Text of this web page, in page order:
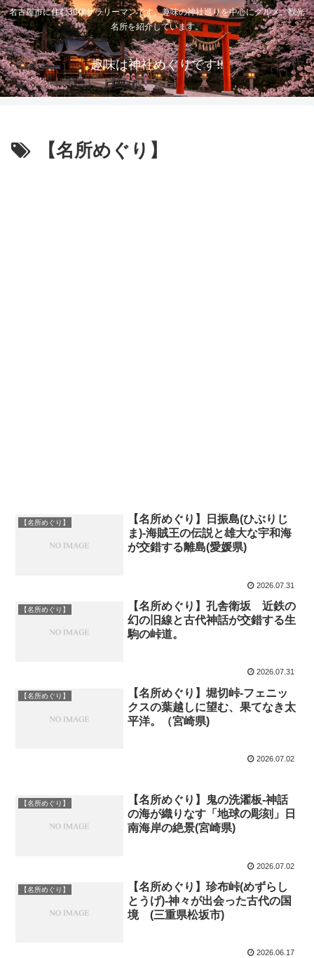
名古屋市に住む30代サラリーマンです。趣味の神社巡りを中心にグルメ、観光
名所を紹介しています。
趣味は神社めぐりです!!
【名所めぐり】
【名所めぐり】
【名所めぐり】日振島(ひぶりじ
ま)-海賊王の伝説と雄大な宇和海
が交錯する離島(愛媛県)
2026.07.31
【名所めぐり】
【名所めぐり】孔舎衛坂 近鉄の
幻の旧線と古代神話が交錯する生
駒の峠道。
2026.07.31
【名所めぐり】
【名所めぐり】堀切峠-フェニッ
クスの葉越しに望む、果てなき太
平洋。（宮崎県)
2026.07.02
【名所めぐり】
【名所めぐり】鬼の洗濯板-神話
の海が織りなす「地球の彫刻」日
南海岸の絶景(宮崎県)
2026.07.02
【名所めぐり】
【名所めぐり】珍布峠(めずらし
とうげ)-神々が出会った古代の国
境 (三重県松坂市)
2026.06.17